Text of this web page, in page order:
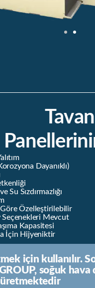
Dayanıklı)
Su Sızdırmazlığı
Özelleştirilebilir
Seçenekleri Mevcut
Kapasitesi
İçin Hijyeniktir
için kullanılır.
soğuk hava